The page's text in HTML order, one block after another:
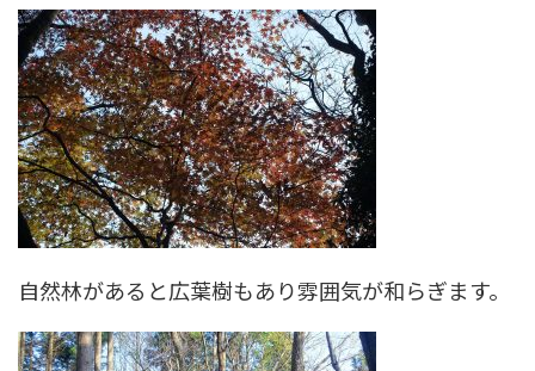
自然林があると広葉樹もあり雰囲気が和らぎます。